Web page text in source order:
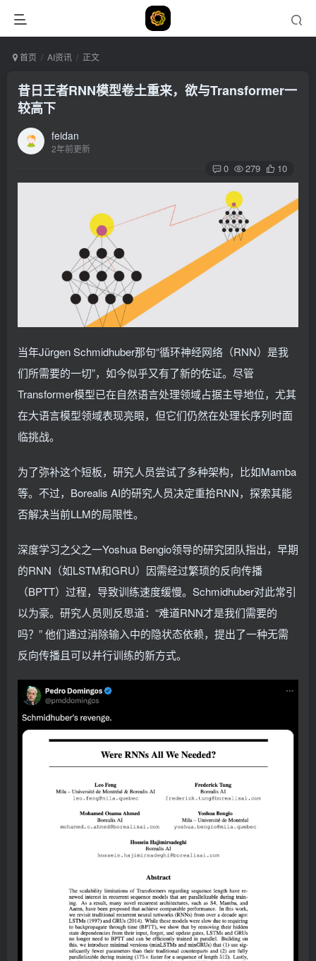
首页 AI资讯 正文
昔日王者RNN模型卷土重来，欲与Transformer一
较高下
feidan
2年前更新
0 279 10
当年Jürgen Schmidhuber那句“循环神经网络（RNN）是我
们所需要的一切”，如今似乎又有了新的佐证。尽管
Transformer模型已在自然语言处理领域占据主导地位，尤其
在大语言模型领域表现亮眼，但它们仍然在处理长序列时面
临挑战。
为了弥补这个短板，研究人员尝试了多种架构，比如Mamba
等。不过，Borealis AI的研究人员决定重拾RNN，探索其能
否解决当前LLM的局限性。
深度学习之父之一Yoshua Bengio领导的研究团队指出，早期
的RNN（如LSTM和GRU）因需经过繁琐的反向传播
（BPTT）过程，导致训练速度缓慢。Schmidhuber对此常引
以为豪。研究人员则反思道：“难道RNN才是我们需要的
吗？” 他们通过消除输入中的隐状态依赖，提出了一种无需
反向传播且可以并行训练的新方式。